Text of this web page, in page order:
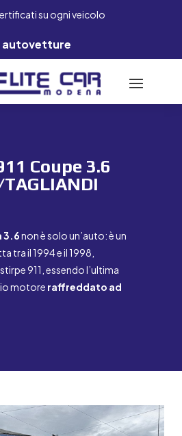
su ogni veicolo
autovetture
Coupe 3.6
3.6non è solo un’auto: è un
tra il 1994 e il 1998,
911, essendo l’ultima
motore raffreddato ad